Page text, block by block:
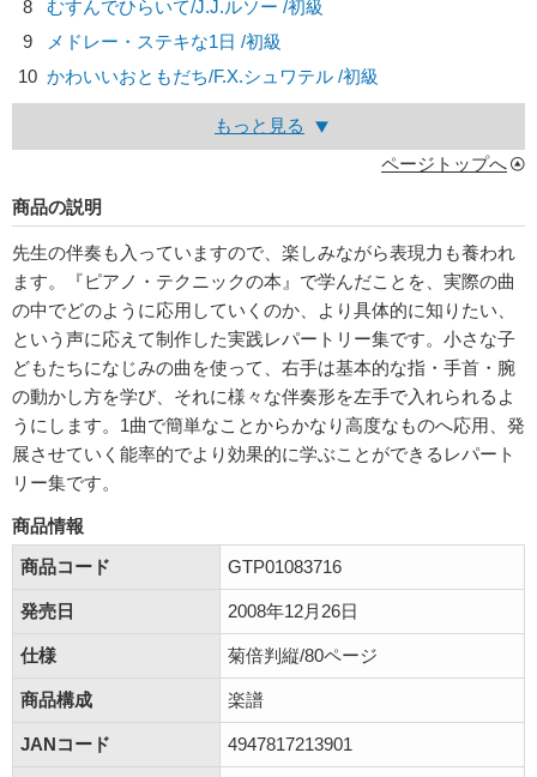
8
むすんでひらいて/J.J.ルソー /初級
9
メドレー・ステキな1日 /初級
10 かわいいおともだち/F.X.シュワテル /初級
もっと見る
ページトップへ
商品の説明
先生の伴奏も入っていますので、楽しみながら表現力も養われ
ます。『ピアノ・テクニックの本』で学んだことを、実際の曲
の中でどのように応用していくのか、より具体的に知りたい、
という声に応えて制作した実践レパートリー集です。小さな子
どもたちになじみの曲を使って、右手は基本的な指・手首・腕
の動かし方を学び、それに様々な伴奏形を左手で入れられるよ
うにします。1曲で簡単なことからかなり高度なものへ応用、発
展させていく能率的でより効果的に学ぶことができるレパート
リー集です。
商品情報
商品コード
GTP01083716
発売日 2008年12月26日
仕様 菊倍判縦/80ページ
商品構成 楽譜
JANコード 4947817213901